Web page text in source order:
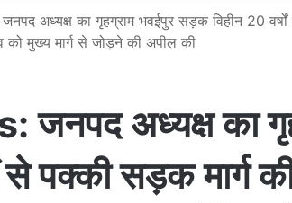
अध्यक्ष का गृहग्राम भवईपुर सड़क विहीन 20 वर्षों
को मुख्य मार्ग से जोड़ने की अपील की
अध्यक्ष का
से पक्की सड़क मार्ग